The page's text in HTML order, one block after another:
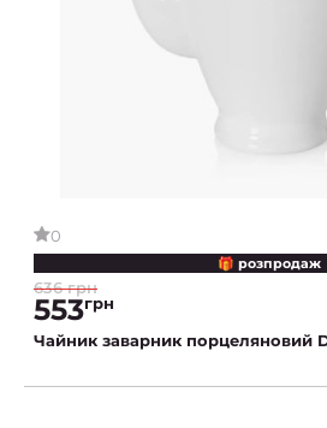
0
🎁 розпродаж
636 грн
553грн
Чайник заварник порцеляновий